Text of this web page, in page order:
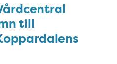
till